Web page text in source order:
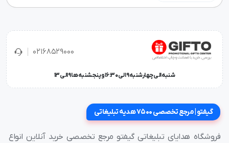
02168529000
شنبه الی چهارشنبه 9 الی 16:30 و پنجشنبه ها 9 الی 13
گیفتو | مرجع تخصصی 7500 هدیه تبلیغاتی
فروشگاه هدایای تبلیغاتی گیفتو مرجع تخصصی خرید آنلاین انواع